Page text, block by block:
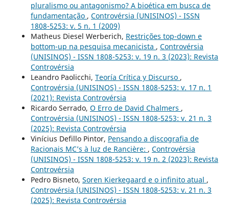
pluralismo ou antagonismo? A bioética em busca de
fundamentação , Controvérsia (UNISINOS) - ISSN
1808-5253: v. 5 n. 1 (2009)
Matheus Diesel Werberich, Restrições top-down e
bottom-up na pesquisa mecanicista , Controvérsia
(UNISINOS) - ISSN 1808-5253: v. 19 n. 3 (2023): Revista
Controvérsia
Leandro Paolicchi, Teoría Crítica y Discurso ,
Controvérsia (UNISINOS) - ISSN 1808-5253: v. 17 n. 1
(2021): Revista Controvérsia
Ricardo Serrado, O Erro de David Chalmers ,
Controvérsia (UNISINOS) - ISSN 1808-5253: v. 21 n. 3
(2025): Revista Controvérsia
Vinícius Defillo Pintor, Pensando a discografia de
Racionais MC’s à luz de Rancière: , Controvérsia
(UNISINOS) - ISSN 1808-5253: v. 19 n. 2 (2023): Revista
Controvérsia
Pedro Bisneto, Soren Kierkegaard e o infinito atual ,
Controvérsia (UNISINOS) - ISSN 1808-5253: v. 21 n. 3
(2025): Revista Controvérsia